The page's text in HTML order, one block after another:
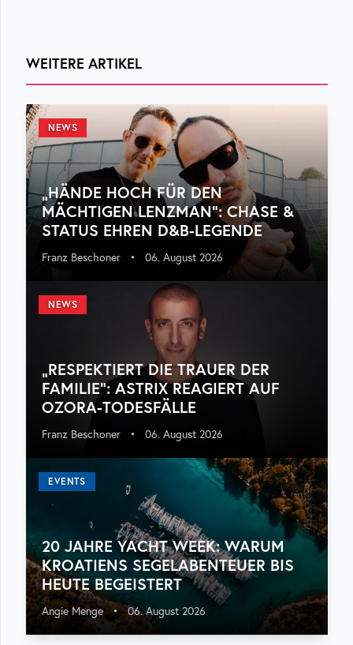
WEITERE ARTIKEL
NEWS
„HÄNDE HOCH FÜR DEN
MÄCHTIGEN LENZMAN“: CHASE &
STATUS EHREN D&B-LEGENDE
Franz Beschoner • 06. August 2026
NEWS
„RESPEKTIERT DIE TRAUER DER
FAMILIE“: ASTRIX REAGIERT AUF
OZORA-TODESFÄLLE
Franz Beschoner • 06. August 2026
EVENTS
20 JAHRE YACHT WEEK: WARUM
KROATIENS SEGELABENTEUER BIS
HEUTE BEGEISTERT
Angie Menge • 06. August 2026